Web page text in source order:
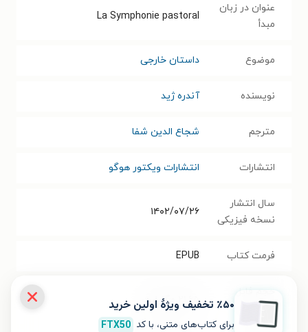
عنوان در زبان
مبدأ
La Symphonie pastoral
موضوع داستان خارجی
نویسنده آندره ژید
مترجم شجاع الدین شفا
انتشارات انتشارات ویکتور هوگو
سال انتشار
نسخه فیزیکی
۱۴۰۲/۰۷/۲۶
فرمت کتاب EPUB
کتاب
۲۱.۶۵ مگابایت ٪۵۰ تخفیف ویژۀ اولین خرید
برای کتاب‌های متنی، با کد FTX50